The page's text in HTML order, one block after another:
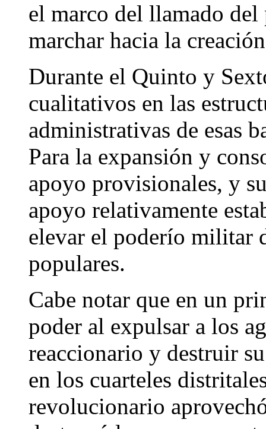
el marco del llamado
marchar hacia la
Durante el Quinto y
cualitativos en las
administrativas de esas
Para la expansión y
apoyo provisionales, y
apoyo relativamente
elevar el poderío militar
populares.
Cabe notar que en un
poder al expulsar a los
reaccionario y destruir
en los cuarteles
revolucionario